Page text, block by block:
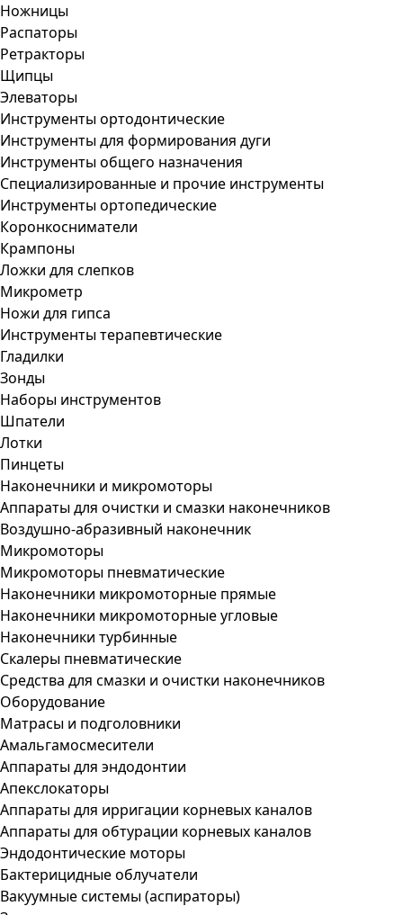
Ножницы
Распаторы
Ретракторы
Щипцы
Элеваторы
Инструменты ортодонтические
Инструменты для формирования дуги
Инструменты общего назначения
Специализированные и прочие инструменты
Инструменты ортопедические
Коронкосниматели
Крампоны
Ложки для слепков
Микрометр
Ножи для гипса
Инструменты терапевтические
Гладилки
Зонды
Наборы инструментов
Шпатели
Лотки
Пинцеты
Наконечники и микромоторы
Аппараты для очистки и смазки наконечников
Воздушно-абразивный наконечник
Микромоторы
Микромоторы пневматические
Наконечники микромоторные прямые
Наконечники микромоторные угловые
Наконечники турбинные
Скалеры пневматические
Средства для смазки и очистки наконечников
Оборудование
Матрасы и подголовники
Амальгамосмесители
Аппараты для эндодонтии
Апекслокаторы
Аппараты для ирригации корневых каналов
Аппараты для обтурации корневых каналов
Эндодонтические моторы
Бактерицидные облучатели
Вакуумные системы (аспираторы)